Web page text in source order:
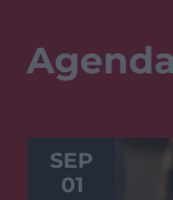
SEP
01